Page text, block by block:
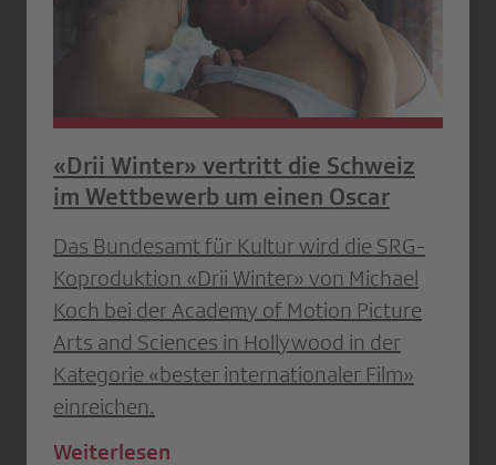
«Drii Winter» vertritt die Schweiz
im Wettbewerb um einen Oscar
Das Bundesamt für Kultur wird die SRG-
Koproduktion «Drii Winter» von Michael
Koch bei der Academy of Motion Picture
Arts and Sciences in Hollywood in der
Kategorie «bester internationaler Film»
einreichen.
Weiterlesen